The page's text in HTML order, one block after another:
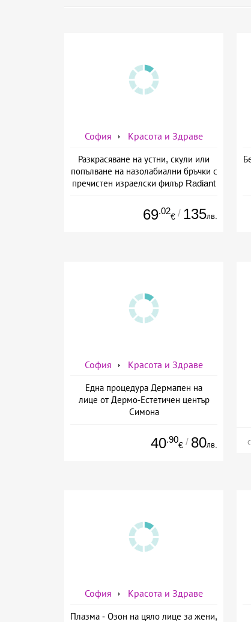
София Красота и Здраве
Разкрасяване на устни, скули или
попълване на назолабиални бръчки с
пречистен израелски филър Radiant
69.02
€ / 135лв.
София Красота и Здраве
Една процедура Дермапен на
лице от Дермо-Естетичен център
Симона
40.90
€ / 80лв.
София Красота и Здраве
Плазма - Озон на цяло лице за жени,